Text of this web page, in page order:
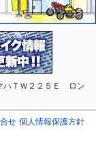
ハＴＷ２２５Ｅ ロン
せ 個人情報保護方針